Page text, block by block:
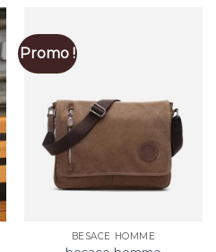
Promo !
BESACE HOMME